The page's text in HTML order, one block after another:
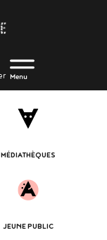
Menu
burger
Body
icon_trigger
Menu
MÉDIATHÈQUES
JEUNE PUBLIC